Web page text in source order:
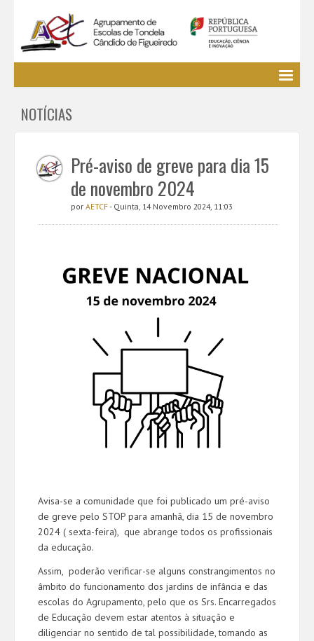
EE / Alunos
Cursos Profissionais
Bibliotecas
Media AETCF
Legislação
NOTÍCIAS
Pré-aviso de greve para dia 15
de novembro 2024
por AETCF- Quinta, 14 Novembro 2024, 11:03
Avisa-se a comunidade que foi publicado um pré-aviso
de greve pelo STOP para amanhã, dia 15 de novembro
2024 ( sexta-feira), que abrange todos os profissionais
da educação.
Assim, poderão verificar-se alguns constrangimentos no
âmbito do funcionamento dos jardins de infância e das
escolas do Agrupamento, pelo que os Srs. Encarregados
de Educação devem estar atentos à situação e
diligenciar no sentido de tal possibilidade, tomando as